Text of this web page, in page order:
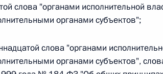
силу... или дата принятия
слова "органами исполнительной
органами субъектов";
слова "органами
органами субъектов",